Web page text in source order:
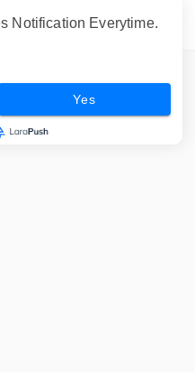
Notification Everytime.
Yes